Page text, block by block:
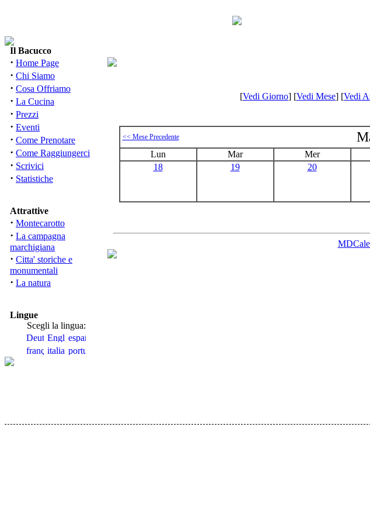
Il Bacucco
· Home Page
· Chi Siamo
· Cosa Offriamo
· La Cucina
· Prezzi
· Eventi
· Come Prenotare
· Come Raggiungerci
· Scrivici
· Statistiche
Attrattive
· Montecarotto
· La campagna
marchigiana
· Citta' storiche e
monumentali
· La natura
Lingue
Scegli la lingua:
[Vedi Giorno] [Vedi Mese] [Vedi
<< Mese Precedente
Lun Mar Mer
18
19 20